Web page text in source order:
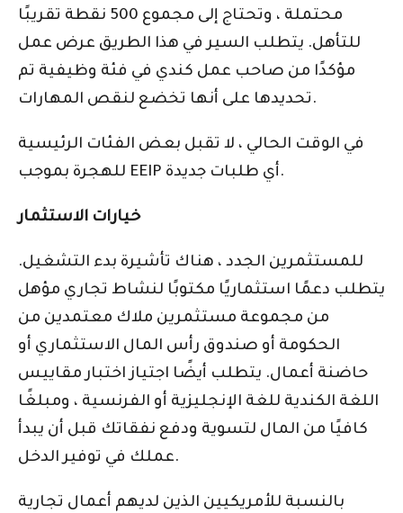
محتملة ، وتحتاج إلى مجموع 500 نقطة تقريبًا
للتأهل. يتطلب السير في هذا الطريق عرض عمل
مؤكدًا من صاحب عمل كندي في فئة وظيفية تم
تحديدها على أنها تخضع لنقص المهارات.
في الوقت الحالي ، لا تقبل بعض الفئات الرئيسية
للهجرة بموجب EEIP أي طلبات جديدة.
خيارات الاستثمار
للمستثمرين الجدد ، هناك تأشيرة بدء التشغيل.
يتطلب دعمًا استثماريًا مكتوبًا لنشاط تجاري مؤهل
من مجموعة مستثمرين ملاك معتمدين من
الحكومة أو صندوق رأس المال الاستثماري أو
حاضنة أعمال. يتطلب أيضًا اجتياز اختبار مقاييس
اللغة الكندية للغة الإنجليزية أو الفرنسية ، ومبلغًا
كافيًا من المال لتسوية ودفع نفقاتك قبل أن يبدأ
عملك في توفير الدخل.
بالنسبة للأمريكيين الذين لديهم أعمال تجارية